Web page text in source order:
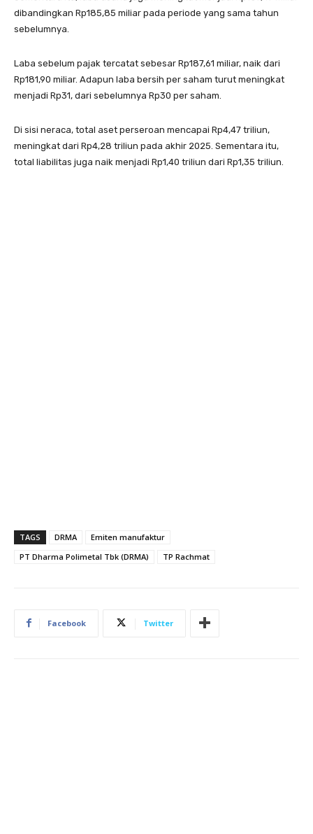
dibandingkan Rp185,85 miliar pada periode yang sama tahun
sebelumnya.
Laba sebelum pajak tercatat sebesar Rp187,61 miliar, naik dari
Rp181,90 miliar. Adapun laba bersih per saham turut meningkat
menjadi Rp31, dari sebelumnya Rp30 per saham.
Di sisi neraca, total aset perseroan mencapai Rp4,47 triliun,
meningkat dari Rp4,28 triliun pada akhir 2025. Sementara itu,
total liabilitas juga naik menjadi Rp1,40 triliun dari Rp1,35 triliun.
TAGS DRMA
Emiten manufaktur
PT Dharma Polimetal Tbk (DRMA)
TP Rachmat
Facebook Twitter